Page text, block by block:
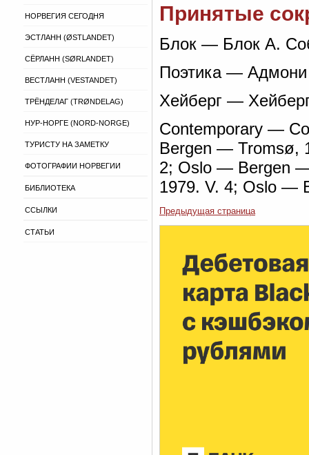
НОРВЕГИЯ СЕГОДНЯ
ЭСТЛАНН (ØSTLANDET)
СЁРЛАНН (SØRLANDET)
ВЕСТЛАНН (VESTANDET)
ТРЁНДЕЛАГ (TRØNDELAG)
НУР-НОРГЕ (NORD-NORGE)
ТУРИСТУ НА ЗАМЕТКУ
ФОТОГРАФИИ НОРВЕГИИ
БИБЛИОТЕКА
ССЫЛКИ
СТАТЬИ
Принятые
Блок — Блок А.
Поэтика — Адмони
Хейберг —
Contemporary —
Bergen — Tromsø,
2; Oslo — Bergen
1979. V. 4; Oslo —
Предыдущая страница